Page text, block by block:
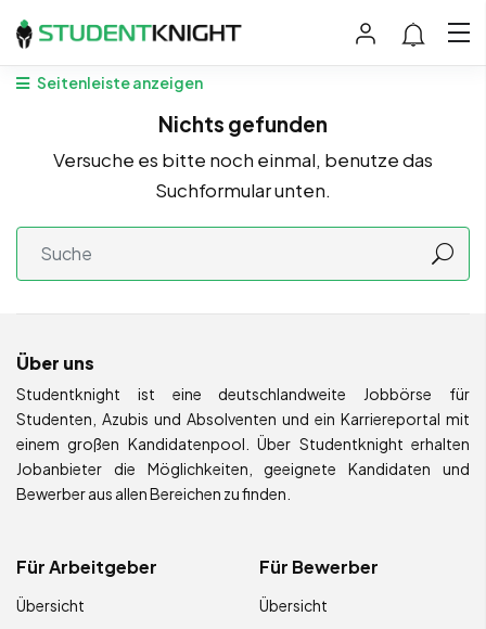
Seitenleiste anzeigen
Nichts gefunden
Versuche es bitte noch einmal, benutze das
Suchformular unten.
Über uns
Studentknight ist eine deutschlandweite Jobbörse für
Studenten, Azubis und Absolventen und ein Karriereportal mit
einem großen Kandidatenpool. Über Studentknight erhalten
Jobanbieter die Möglichkeiten, geeignete Kandidaten und
Bewerber aus allen Bereichen zu finden.
Für Arbeitgeber
Übersicht
Für Bewerber
Übersicht